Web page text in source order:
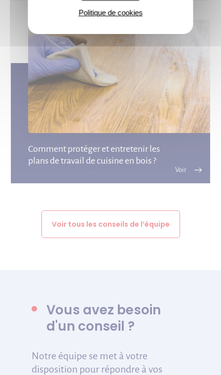
Comment protéger et entretenir les
plans de travail de cuisine en bois ?
Voir tous les conseils de l’équipe
Vous avez besoin
d'un conseil ?
Notre équipe se met à votre
disposition pour répondre à vos
Politique de cookies